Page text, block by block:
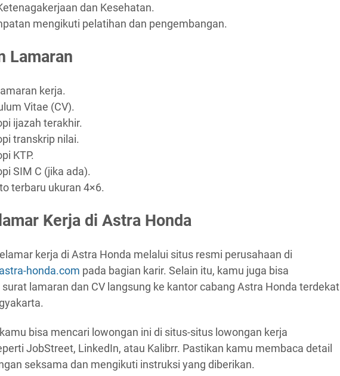
dan Kesehatan.
mengikuti pelatihan dan pengembangan.
Lamaran
kerja.
Vitae (CV).
ijazah terakhir.
transkrip nilai.
KTP.
SIM C (jika ada).
terbaru ukuran 4×6.
Kerja di Astra Honda
kerja di Astra Honda melalui situs resmi perusahaan di
honda.com pada bagian karir. Selain itu, kamu juga bisa
lamaran dan CV langsung ke kantor cabang Astra Honda terdekat
bisa mencari lowongan ini di situs-situs lowongan kerja
JobStreet, LinkedIn, atau Kalibrr. Pastikan kamu membaca detail
seksama dan mengikuti instruksi yang diberikan.